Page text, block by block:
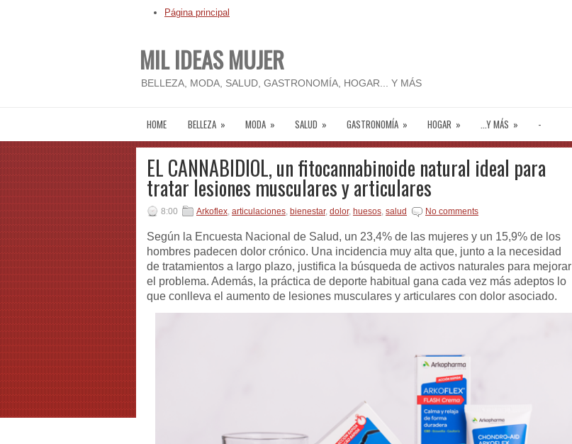
Página principal
MIL IDEAS MUJER
BELLEZA, MODA, SALUD, GASTRONOMÍA, HOGAR... Y MÁS
HOME BELLEZA » MODA » SALUD » GASTRONOMÍA » HOGAR » ...Y MÁS » -
EL CANNABIDIOL, un fitocannabinoide natural ideal para
tratar lesiones musculares y articulares
8:00 Arkoflex, articulaciones, bienestar, dolor, huesos, salud No comments
Según la Encuesta Nacional de Salud, un 23,4% de las mujeres y un 15,9% de los
hombres padecen dolor crónico. Una incidencia muy alta que, junto a la necesidad
de tratamientos a largo plazo, justifica la búsqueda de activos naturales para mejorar
el problema. Además, la práctica de deporte habitual gana cada vez más adeptos lo
que conlleva el aumento de lesiones musculares y articulares con dolor asociado.